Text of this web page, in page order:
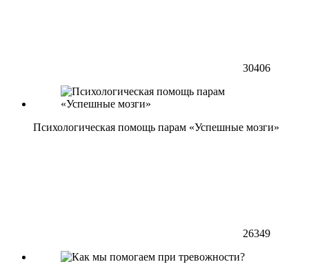
30406
Психологическая помощь парам «Успешные мозги»
26349